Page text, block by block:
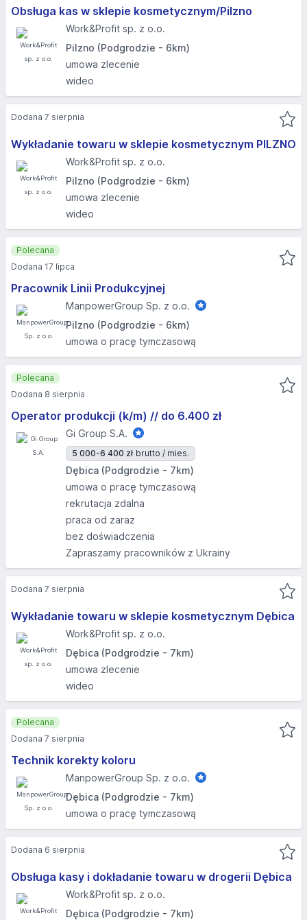
Obsługa kas w sklepie kosmetycznym/Pilzno
Work&Profit sp. z o.o.
Pilzno (Podgrodzie - 6km)
umowa zlecenie
wideo
Wykładanie towaru w sklepie kosmetycznym PILZNO
Work&Profit sp. z o.o.
Pilzno (Podgrodzie - 6km)
umowa zlecenie
wideo
Dodana 7 sierpnia
Pracownik Linii Produkcyjnej
ManpowerGroup Sp. z o.o.
Pilzno (Podgrodzie - 6km)
umowa o pracę tymczasową
Polecana
Dodana 17 lipca
Operator produkcji (k/m) // do 6.400 zł
Gi Group S.A.
5 000-6 400 zł brutto / mies.
Dębica (Podgrodzie - 7km)
umowa o pracę tymczasową
rekrutacja zdalna
praca od zaraz
bez doświadczenia
Zapraszamy pracowników z Ukrainy
Polecana
Dodana 8 sierpnia
Wykładanie towaru w sklepie kosmetycznym Dębica​
Work&Profit sp. z o.o.
Dębica (Podgrodzie - 7km)
umowa zlecenie
wideo
Dodana 7 sierpnia
Technik korekty koloru
ManpowerGroup Sp. z o.o.
Dębica (Podgrodzie - 7km)
umowa o pracę tymczasową
Polecana
Dodana 7 sierpnia
Obsługa kasy i dokładanie towaru w drogerii Dębica
Work&Profit sp. z o.o.
Dębica (Podgrodzie - 7km)
Dodana 6 sierpnia